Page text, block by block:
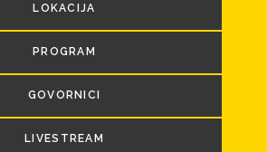
LOKACIJA
PROGRAM
GOVORNICI
LIVESTREAM